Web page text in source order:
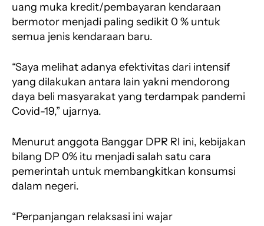
uang muka kredit/pembayaran kendaraan
bermotor menjadi paling sedikit 0 % untuk
semua jenis kendaraan baru.
“Saya melihat adanya efektivitas dari intensif
yang dilakukan antara lain yakni mendorong
daya beli masyarakat yang terdampak pandemi
Covid-19,” ujarnya.
Menurut anggota Banggar DPR RI ini, kebijakan
bilang DP 0% itu menjadi salah satu cara
pemerintah untuk membangkitkan konsumsi
dalam negeri.
“Perpanjangan relaksasi ini wajar